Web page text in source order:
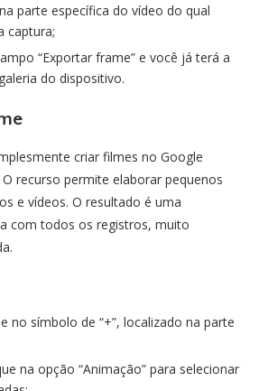
parte específica do vídeo do qual
captura;
“Exportar frame” e você já terá a
do dispositivo.
criar filmes no Google
recurso permite elaborar pequenos
e vídeos. O resultado é uma
com todos os registros, muito
no símbolo de “+”, localizado na parte
na opção “Animação” para selecionar